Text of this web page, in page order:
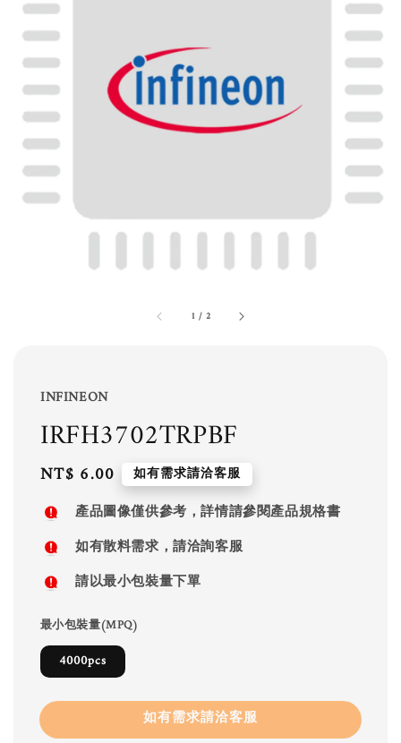
1 / 2
INFINEON
IRFH3702TRPBF
Regular
price
NT$ 6.00 如有需求請洽客服
產品圖像僅供參考，詳情請參閱產品規格書
如有散料需求，請洽詢客服
請以最小包裝量下單
最小包裝量(MPQ)
4000pcs
如有需求請洽客服